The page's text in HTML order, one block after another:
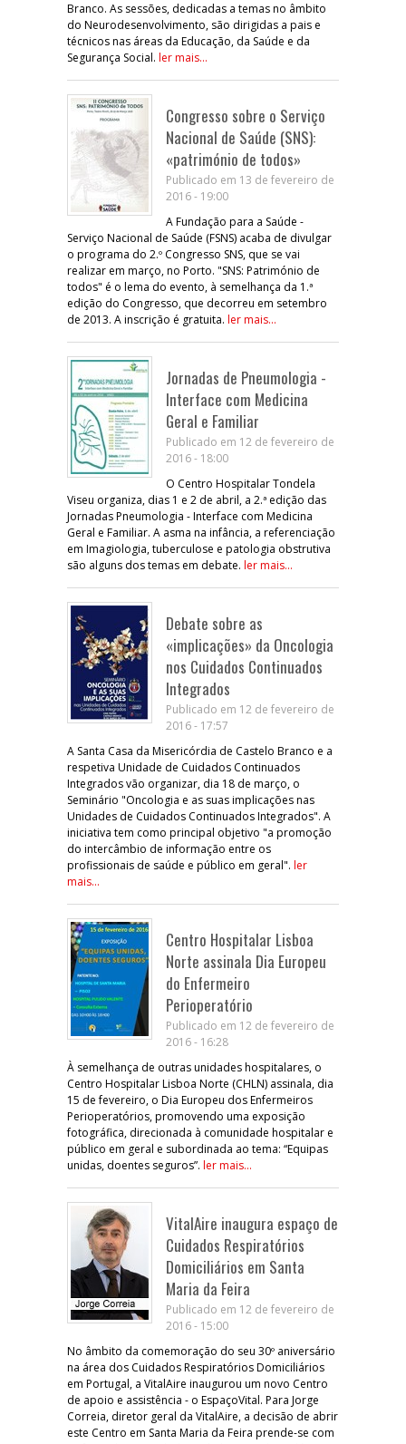
Branco. As sessões, dedicadas a temas no âmbito
do Neurodesenvolvimento, são dirigidas a pais e
técnicos nas áreas da Educação, da Saúde e da
Segurança Social. ler mais...
Congresso sobre o Serviço
Nacional de Saúde (SNS):
«património de todos»
Publicado em 13 de fevereiro de
2016 - 19:00
A Fundação para a Saúde -
Serviço Nacional de Saúde (FSNS) acaba de divulgar
o programa do 2.º Congresso SNS, que se vai
realizar em março, no Porto. "SNS: Património de
todos" é o lema do evento, à semelhança da 1.ª
edição do Congresso, que decorreu em setembro
de 2013. A inscrição é gratuita. ler mais...
Jornadas de Pneumologia -
Interface com Medicina
Geral e Familiar
Publicado em 12 de fevereiro de
2016 - 18:00
O Centro Hospitalar Tondela
Viseu organiza, dias 1 e 2 de abril, a 2.ª edição das
Jornadas Pneumologia - Interface com Medicina
Geral e Familiar. A asma na infância, a referenciação
em Imagiologia, tuberculose e patologia obstrutiva
são alguns dos temas em debate. ler mais...
Debate sobre as
«implicações» da Oncologia
nos Cuidados Continuados
Integrados
Publicado em 12 de fevereiro de
2016 - 17:57
A Santa Casa da Misericórdia de Castelo Branco e a
respetiva Unidade de Cuidados Continuados
Integrados vão organizar, dia 18 de março, o
Seminário "Oncologia e as suas implicações nas
Unidades de Cuidados Continuados Integrados". A
iniciativa tem como principal objetivo "a promoção
do intercâmbio de informação entre os
profissionais de saúde e público em geral". ler
mais...
Centro Hospitalar Lisboa
Norte assinala Dia Europeu
do Enfermeiro
Perioperatório
Publicado em 12 de fevereiro de
2016 - 16:28
À semelhança de outras unidades hospitalares, o
Centro Hospitalar Lisboa Norte (CHLN) assinala, dia
15 de fevereiro, o Dia Europeu dos Enfermeiros
Perioperatórios, promovendo uma exposição
fotográfica, direcionada à comunidade hospitalar e
público em geral e subordinada ao tema: “Equipas
unidas, doentes seguros”. ler mais...
VitalAire inaugura espaço de
Cuidados Respiratórios
Domiciliários em Santa
Maria da Feira
Publicado em 12 de fevereiro de
2016 - 15:00
No âmbito da comemoração do seu 30º aniversário
na área dos Cuidados Respiratórios Domiciliários
em Portugal, a VitalAire inaugurou um novo Centro
de apoio e assistência - o EspaçoVital. Para Jorge
Correia, diretor geral da VitalAire, a decisão de abrir
este Centro em Santa Maria da Feira prende-se com